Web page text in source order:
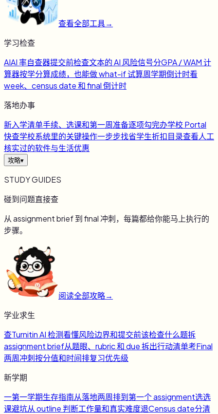
查看全部工具→
学习检查
AIAI 率自查器提交前检查文本的 AI 风险信号分GPA / WAM 计
算器按学分算成绩，也能做 what-if 试算周学期倒计时看
week、census date 和 final 倒计时
落地办事
新入学清单手续、选课和第一周准备逐项勾完办学校 Portal
快查学校系统里的关键操作一步步找省学生折扣目录查看人工
核实过的软件与生活优惠
攻略▾
STUDY GUIDES
碰到问题直接查
从 assignment brief 到 final 冲刺，每篇都给你能马上执行的
步骤。
阅读全部攻略→
学业求生
查Turnitin AI 检测看懂风险边界和提交前该检查什么题拆
assignment brief从题眼、rubric 和 due 拆出行动清单考Final
两周冲刺按分值和时间排复习优先级
新学期
一第一学期生存指南从落地两周排到第一个 assignment选选
课避坑从 outline 判断工作量和真实难度退Census date分清